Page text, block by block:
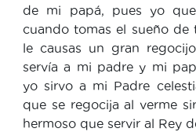
de mi papá, pues yo
cuando tomas el sueño de
le causas un gran
servía a mi padre y mi
yo sirvo a mi Padre
que se regocija al verme
hermoso que servir al Rey